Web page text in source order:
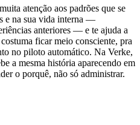
atenção aos padrões que se
e na sua vida interna —
anteriores — e te ajuda a
ficar meio consciente, pra
no piloto automático. Na Verke,
a mesma história aparecendo em
o porquê, não só administrar.